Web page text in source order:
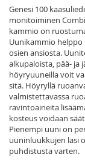
Genesi 100
monitoiminen
kammio on
Uunikammio
osien ansiosta.
alkupaloista, pää- ja
höyryuuneilla voit
sitä. Höyryllä
valmistettavassa
ravintoaineita
kosteus voidaan
Pienempi uuni on
uuninluukkujen lasi
puhdistusta varten.